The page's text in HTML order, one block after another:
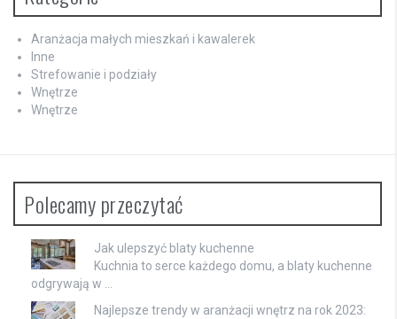
Aranżacja małych mieszkań i kawalerek
Inne
Strefowanie i podziały
Wnętrze
Wnętrze
Polecamy przeczytać
Jak ulepszyć blaty kuchenne
Kuchnia to serce każdego domu, a blaty kuchenne
odgrywają w …
Najlepsze trendy w aranżacji wnętrz na rok 2023: